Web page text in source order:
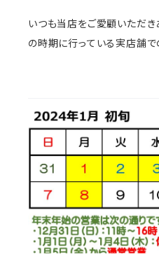
いつも当店をご愛顧いただき
の時期に行っている実店舗で